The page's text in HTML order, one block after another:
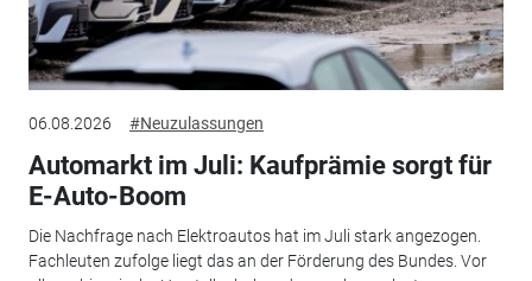
06.08.2026 #Neuzulassungen
Automarkt im Juli: Kaufprämie sorgt für
E-Auto-Boom
Die Nachfrage nach Elektroautos hat im Juli stark angezogen.
Fachleuten zufolge liegt das an der Förderung des Bundes. Vor